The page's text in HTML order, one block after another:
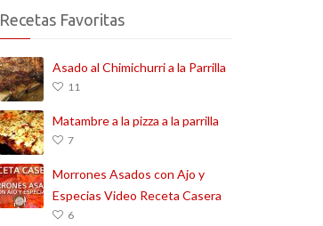
Recetas Favoritas
Asado al Chimichurri a la Parrilla
11
Matambre a la pizza a la parrilla
7
Morrones Asados con Ajo y
Especias Video Receta Casera
6